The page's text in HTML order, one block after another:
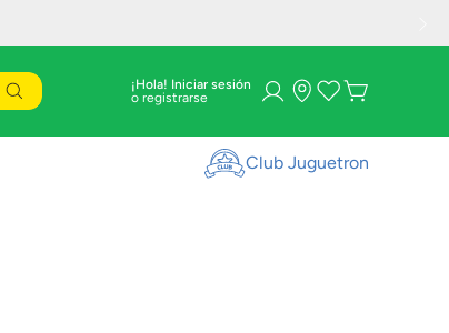
¡Hola! Iniciar sesión
Club Juguetron